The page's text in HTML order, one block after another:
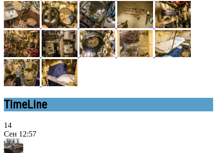
TimeLine
14
Сен 12:57